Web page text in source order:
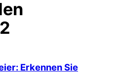
Erken­nen Sie